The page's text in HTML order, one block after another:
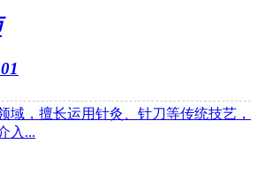
域，擅长运用针灸、针刀等传统技艺，
入...